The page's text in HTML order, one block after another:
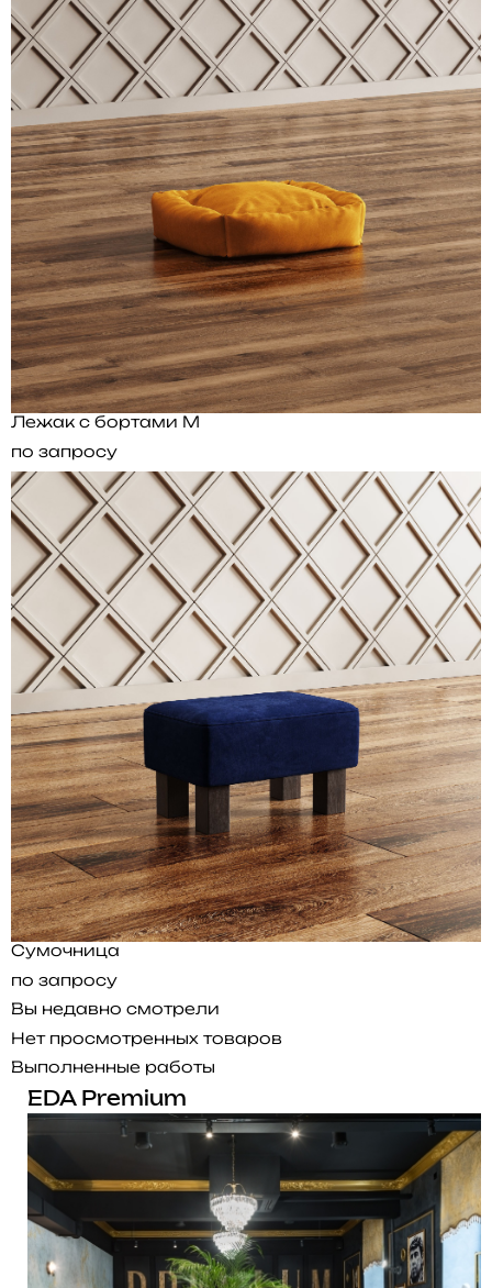
Лежак с бортами M
по запросу
Сумочница
по запросу
Вы недавно смотрели
Нет просмотренных товаров
Выполненные работы
EDA Premium